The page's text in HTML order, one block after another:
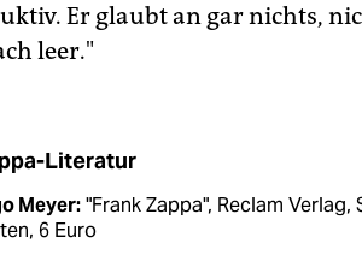
Er glaubt an gar nichts,
leer."
Literatur
Meyer:"Frank Zappa", Reclam Verlag,
6 Euro